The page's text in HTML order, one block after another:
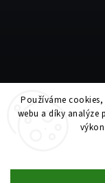
Používáme
webu a díky analýze
Copyright 2026